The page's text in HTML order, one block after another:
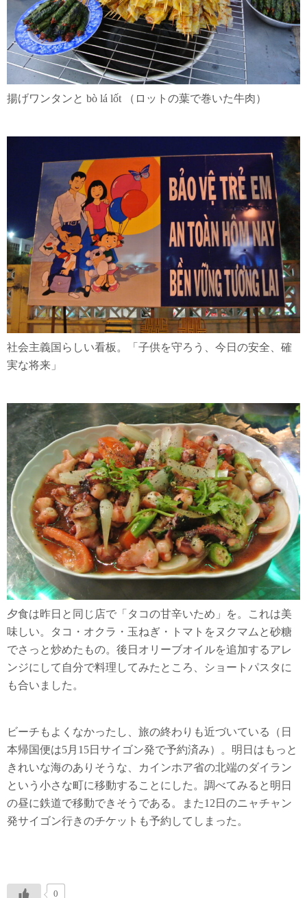
揚げワンタンと bò lá lốt （ロットの葉で巻いた牛肉）
社会主義国らしい看板。「子供を守ろう、今日の安全、確
実な将来」
夕食は昨日と同じ店で「タコの甘辛いため」を。これは美
味しい。タコ・オクラ・玉ねぎ・トマトをヌクマムと砂糖
でさっと炒めたもの。後日オリーブオイルを追加するアレ
ンジにして自分で料理してみたところ、ショートパスタに
も合いました。
ビーチもよくなかったし、旅の終わりも近づいている（日
本帰国便は5月15日サイゴン発で予約済み）。明日はもっと
きれいな海のありそうな、カインホア省の北端のダイラン
という小さな町に移動することにした。調べてみると明日
の昼に鉄道で移動できそうである。また12日のニャチャン
発サイゴン行きのチケットも予約してしまった。
0